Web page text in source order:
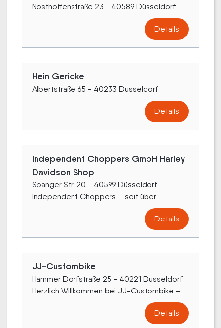
Nosthoffenstraße 23 - 40589 Düsseldorf
Details
Hein Gericke
Albertstraße 65 - 40233 Düsseldorf
Details
Independent Choppers GmbH Harley
Davidson Shop
Spanger Str. 20 - 40599 Düsseldorf
Independent Choppers – seit über...
Details
JJ-Custombike
Hammer Dorfstraße 25 - 40221 Düsseldorf
Herzlich Willkommen bei JJ-Custombike –...
Details